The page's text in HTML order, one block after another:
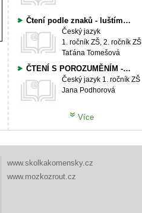
Čtení podle znaků - luštíme slova a čteme
Český jazyk
1. ročník ZŠ, 2. ročník ZŠ
Taťána Tomešová
ČTENÍ S POROZUMĚNÍM - písmeno Č (POVOLÁNÍ)
Český jazyk 1. ročník ZŠ
Jana Podhorová
Více
www.skolkakomensky.cz
www.mozkozrout.cz